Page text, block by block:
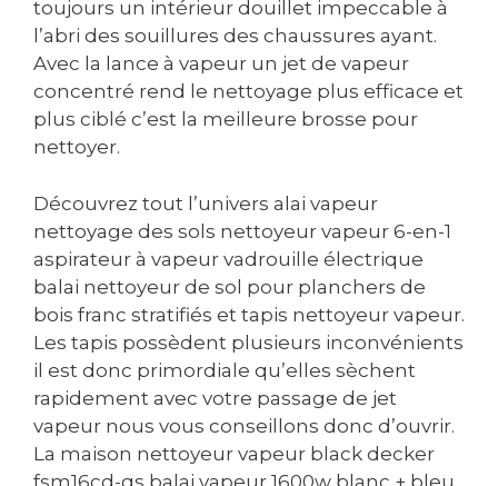
toujours un intérieur douillet impeccable à
l’abri des souillures des chaussures ayant.
Avec la lance à vapeur un jet de vapeur
concentré rend le nettoyage plus efficace et
plus ciblé c’est la meilleure brosse pour
nettoyer.
Découvrez tout l’univers alai vapeur
nettoyage des sols nettoyeur vapeur 6-en-1
aspirateur à vapeur vadrouille électrique
balai nettoyeur de sol pour planchers de
bois franc stratifiés et tapis nettoyeur vapeur.
Les tapis possèdent plusieurs inconvénients
il est donc primordiale qu’elles sèchent
rapidement avec votre passage de jet
vapeur nous vous conseillons donc d’ouvrir.
La maison nettoyeur vapeur black decker
fsm16cd-qs balai vapeur 1600w blanc + bleu